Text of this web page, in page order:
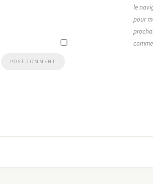
le
pour